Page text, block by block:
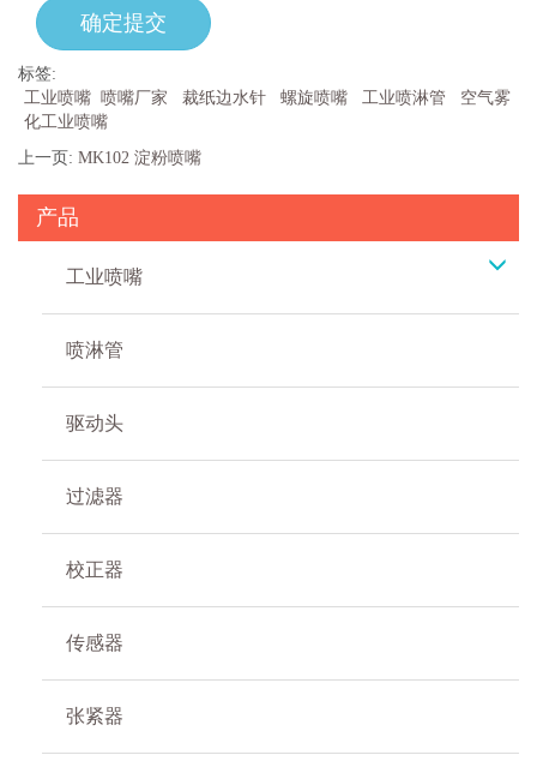
确定提交
标签:
工业喷嘴 喷嘴厂家 裁纸边水针 螺旋喷嘴 工业喷淋管
空气雾
化工业喷嘴
上一页: MK102 淀粉喷嘴
产品
工业喷嘴
喷淋管
驱动头
过滤器
校正器
传感器
张紧器